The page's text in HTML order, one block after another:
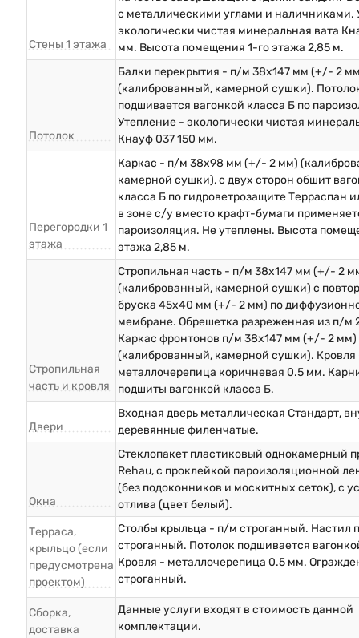
Стены 1 этажа
с металлическими углами и наличниками.
экологически чистая минеральная вата
мм. Высота помещения 1-го этажа 2,85 м.
Потолок
Балки перекрытия - п/м 38х147 мм (+/- 2
(калиброванный, камерной сушки).
подшивается вагонкой класса Б по
Утепление - экологически чистая
Кнауф 037 150 мм.
Перегородки 1
этажа
Каркас - п/м 38х98 мм (+/- 2 мм)
камерной сушки), с двух сторон обшит
класса Б по гидроветрозащите Терраспан
в зоне с/у вместо крафт-бумаги
пароизоляция. Не утеплены. Высота
этажа 2,85 м.
Стропильная
часть и кровля
Стропильная часть - п/м 38х147 мм (+/- 2
(калиброванный, камерной сушки) с
бруска 45х40 мм (+/- 2 мм) по
мембране. Обрешетка разреженная из п/м
Каркас фронтонов п/м 38х147 мм (+/- 2 мм)
(калиброванный, камерной сушки). Кровля
металлочерепица коричневая 0.5 мм.
подшиты вагонкой класса Б.
Двери
Входная дверь металлическая Стандарт,
деревянные филенчатые.
Окна
Стеклопакет пластиковый однокамерный
Rehau, с проклейкой пароизоляционной
(без подоконников и москитных сеток), с
отлива (цвет белый).
Терраса,
крыльцо (если
предусмотрена
проектом)
Столбы крыльца - п/м строганный. Настил
строганный. Потолок подшивается
Кровля - металлочерепица 0.5 мм.
строганный.
Сборка,
доставка
Данные услуги входят в стоимость данной
комплектации.